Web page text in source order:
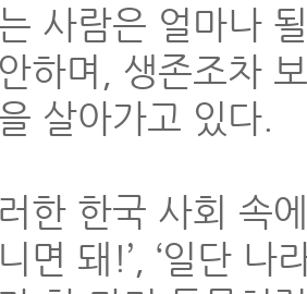
사람은 얼마나
하며, 생존조차
살아가고 있다.
한 한국 사회 속
면 돼!’, ‘일단 나